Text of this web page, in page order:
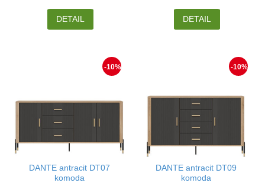
DETAIL DETAIL
-10%
DANTE antracit DT07
komoda
-10%
DANTE antracit DT09
komoda